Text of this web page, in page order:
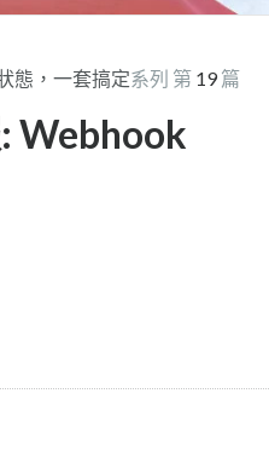
態，一套搞定系列 第 19篇
Webhook